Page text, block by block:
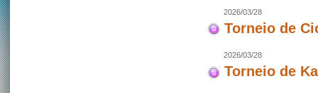
2026/03/28
Torneio de
2026/03/28
Torneio de